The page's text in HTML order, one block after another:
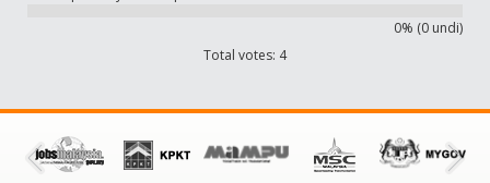
0% (0 undi)
Total votes: 4